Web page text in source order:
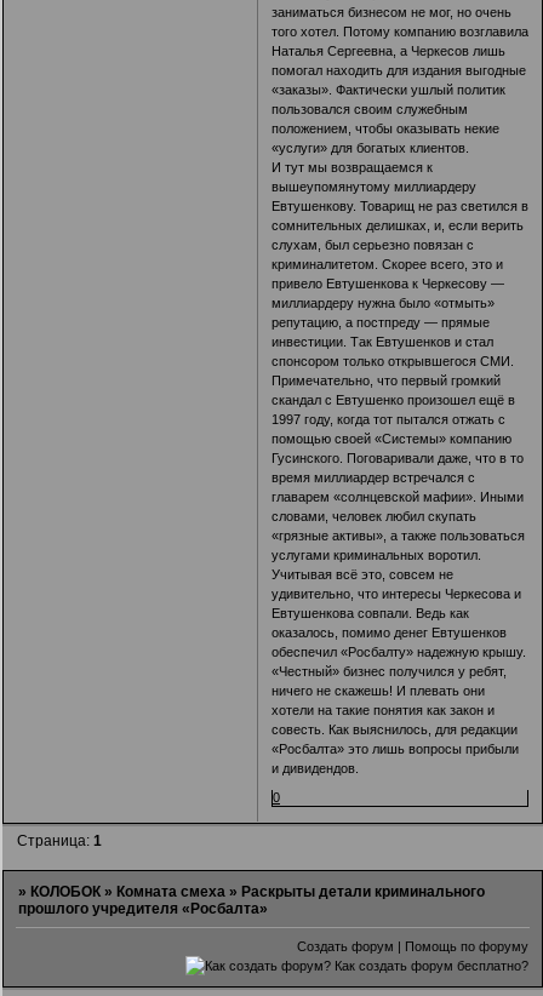
заниматься бизнесом не мог, но очень
того хотел. Потому компанию возглавила
Наталья Сергеевна, а Черкесов лишь
помогал находить для издания выгодные
«заказы». Фактически ушлый политик
пользовался своим служебным
положением, чтобы оказывать некие
«услуги» для богатых клиентов.
И тут мы возвращаемся к
вышеупомянутому миллиардеру
Евтушенкову. Товарищ не раз светился в
сомнительных делишках, и, если верить
слухам, был серьезно повязан с
криминалитетом. Скорее всего, это и
привело Евтушенкова к Черкесову —
миллиардеру нужна было «отмыть»
репутацию, а постпреду — прямые
инвестиции. Так Евтушенков и стал
спонсором только открывшегося СМИ.
Примечательно, что первый громкий
скандал с Евтушенко произошел ещё в
1997 году, когда тот пытался отжать с
помощью своей «Системы» компанию
Гусинского. Поговаривали даже, что в то
время миллиардер встречался с
главарем «солнцевской мафии». Иными
словами, человек любил скупать
«грязные активы», а также пользоваться
услугами криминальных воротил.
Учитывая всё это, совсем не
удивительно, что интересы Черкесова и
Евтушенкова совпали. Ведь как
оказалось, помимо денег Евтушенков
обеспечил «Росбалту» надежную крышу.
«Честный» бизнес получился у ребят,
ничего не скажешь! И плевать они
хотели на такие понятия как закон и
совесть. Как выяснилось, для редакции
«Росбалта» это лишь вопросы прибыли
и дивидендов.
0
Страница:1
»КОЛОБОК »Комната смеха »Раскрыты детали криминального
прошлого учредителя «Росбалта»
Создать форум | Помощь по форуму